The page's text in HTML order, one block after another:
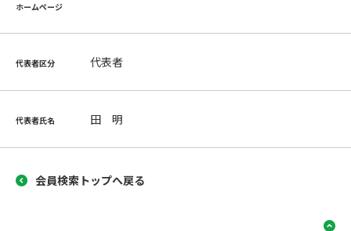
ホームページ
代表者区分 代表者
代表者氏名 田 明
会員検索トップへ戻る